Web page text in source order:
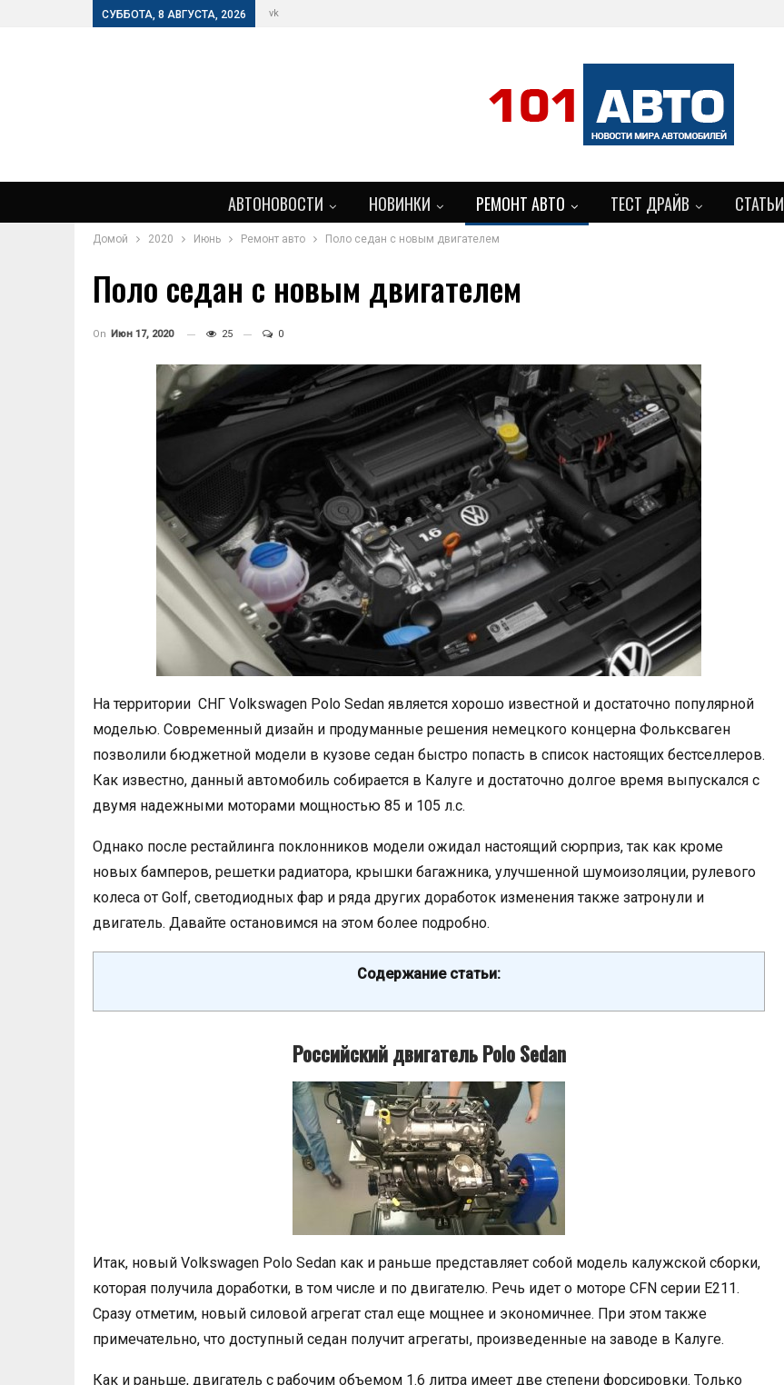
СУББОТА, 8 АВГУСТА, 2026 vk
АВТОНОВОСТИ НОВИНКИ РЕМОНТ АВТО ТЕСТ ДРАЙВ СТАТЬИ
Домой 2020 Июнь Ремонт авто Поло седан с новым двигателем
Поло седан с новым двигателем
On Июн 17, 2020 25 0
На территории СНГ Volkswagen Polo Sedan является хорошо известной и достаточно популярной
моделью. Современный дизайн и продуманные решения немецкого концерна Фольксваген
позволили бюджетной модели в кузове седан быстро попасть в список настоящих бестселлеров.
Как известно, данный автомобиль собирается в Калуге и достаточно долгое время выпускался с
двумя надежными моторами мощностью 85 и 105 л.с.
Однако после рестайлинга поклонников модели ожидал настоящий сюрприз, так как кроме
новых бамперов, решетки радиатора, крышки багажника, улучшенной шумоизоляции, рулевого
колеса от Golf, светодиодных фар и ряда других доработок изменения также затронули и
двигатель. Давайте остановимся на этом более подробно.
Содержание статьи:
Российский двигатель Polo Sedan
Итак, новый Volkswagen Polo Sedan как и раньше представляет собой модель калужской сборки,
которая получила доработки, в том числе и по двигателю. Речь идет о моторе CFN серии Е211.
Сразу отметим, новый силовой агрегат стал еще мощнее и экономичнее. При этом также
примечательно, что доступный седан получит агрегаты, произведенные на заводе в Калуге.
Как и раньше, двигатель с рабочим объемом 1.6 литра имеет две степени форсировки. Только